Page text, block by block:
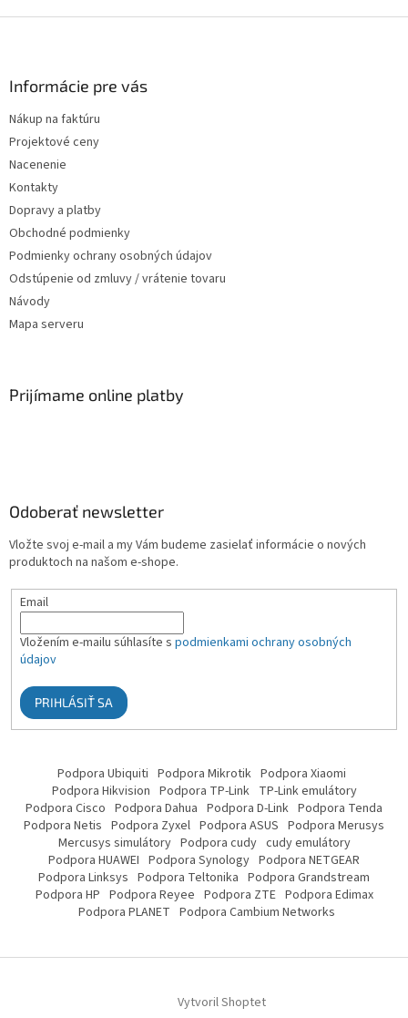
Informácie pre vás
Nákup na faktúru
Projektové ceny
Nacenenie
Kontakty
Dopravy a platby
Obchodné podmienky
Podmienky ochrany osobných údajov
Odstúpenie od zmluvy / vrátenie tovaru
Návody
Mapa serveru
Prijímame online platby
Odoberať newsletter
Vložte svoj e-mail a my Vám budeme zasielať informácie o nových
produktoch na našom e-shope.
Email
Vložením e-mailu súhlasíte s podmienkami ochrany osobných
údajov
PRIHLÁSIŤ SA
Podpora Ubiquiti Podpora Mikrotik Podpora Xiaomi
Podpora Hikvision Podpora TP-Link TP-Link emulátory
Podpora Cisco Podpora Dahua Podpora D-Link Podpora Tenda
Podpora Netis Podpora Zyxel Podpora ASUS Podpora Merusys
Mercusys simulátory Podpora cudy cudy emulátory
Podpora HUAWEI Podpora Synology Podpora NETGEAR
Podpora Linksys Podpora Teltonika Podpora Grandstream
Podpora HP Podpora Reyee Podpora ZTE Podpora Edimax
Podpora PLANET Podpora Cambium Networks
Vytvoril Shoptet